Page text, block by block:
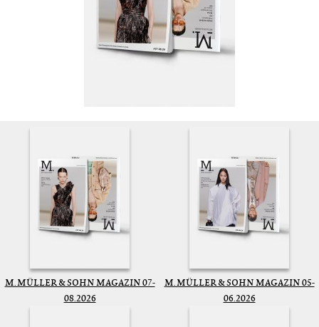
M. MÜLLER & SOHN MAGAZIN 07-
08.2026
M. MÜLLER & SOHN MAGAZIN 05-
06.2026